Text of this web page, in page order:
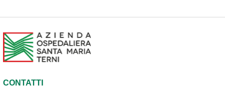
CONTATTI